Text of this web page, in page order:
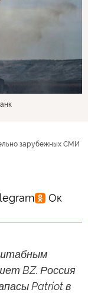
зарубежных СМИ
BZ. Россия
Patriot в